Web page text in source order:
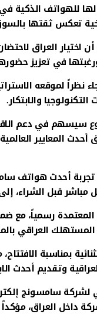
للهواتف الذكية
تعكس ثقتها
اختيار العراق
ورغبتها في تعزيز
نظراً لموقعه
والابتكار.
سيسهم في دعم
المعايير
أحدث هواتف
مباشر قبل
المعتمدة رسمياً،
المستهلك العراقي
بمناسبة
وتقديم أحدث
لشركة سامسونج
داخل العراق، مؤكداً